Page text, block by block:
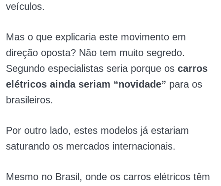
veículos.
Mas o que explicaria este movimento em
direção oposta? Não tem muito segredo.
Segundo especialistas seria porque os carros
elétricos ainda seriam “novidade” para os
brasileiros.
Por outro lado, estes modelos já estariam
saturando os mercados internacionais.
Mesmo no Brasil, onde os carros elétricos têm